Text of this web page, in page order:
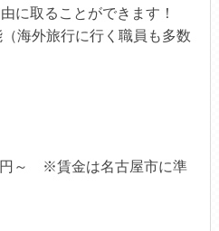
に取ることができます！
海外旅行に行く職員も多数
円～ ※賃金は名古屋市に準
訳】